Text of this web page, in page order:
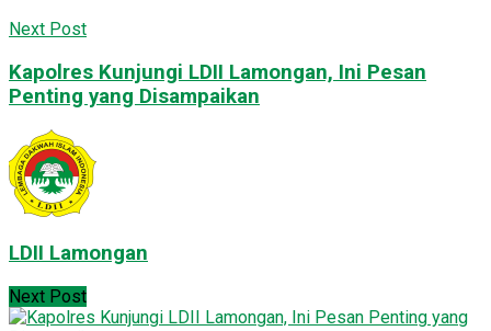
Next Post
Kapolres Kunjungi LDII Lamongan, Ini Pesan
Penting yang Disampaikan
LDII Lamongan
Next Post